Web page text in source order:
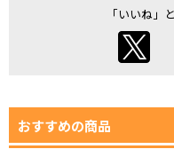
「いいね」
おすすめの商品